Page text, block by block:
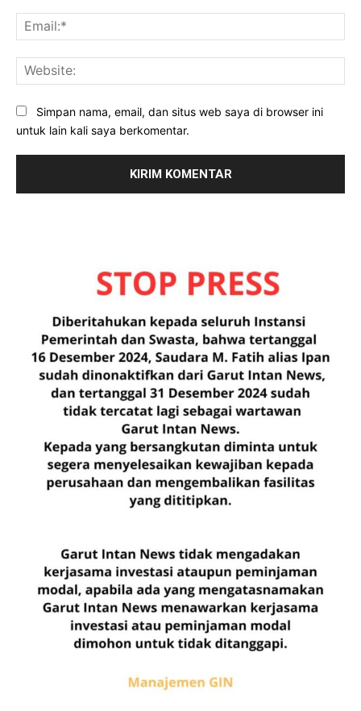
Simpan nama, email, dan situs web saya di browser ini
untuk lain kali saya berkomentar.